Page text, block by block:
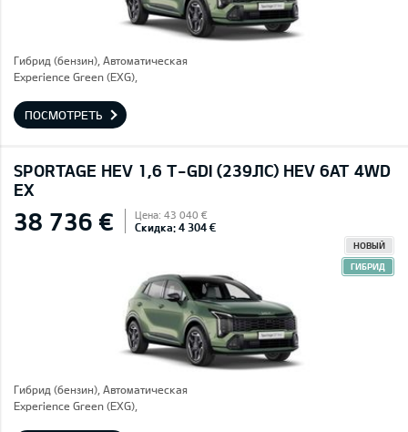
Гибрид (бензин), Автоматическая
Experience Green (EXG),
ПОСМОТРЕТЬ
SPORTAGE HEV 1,6 T-GDI (239ЛС) HEV 6AT 4WD
EX
38 736 € Цена: 43 040 €
Скидка: 4 304 €
НОВЫЙ
ГИБРИД
Гибрид (бензин), Автоматическая
Experience Green (EXG),